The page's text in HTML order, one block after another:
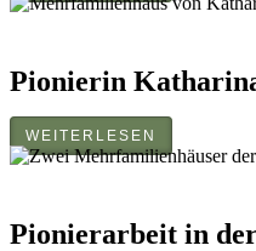
Pionierin
WEITERLESEN
Pionierarbeit in